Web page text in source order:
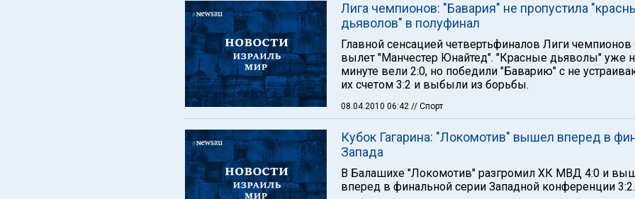
Лига чемпионов: "Бавария" не пропустила
дьяволов" в полуфинал
Главной сенсацией четвертьфиналов Лиги чемпионов
вылет "Манчестер Юнайтед". "Красные дьяволы" уже
минуте вели 2:0, но победили "Баварию" с не
их счетом 3:2 и выбыли из борьбы.
08.04.2010 06:42 // Спорт
Кубок Гагарина: "Локомотив" вышел вперед в
Запада
В Балашихе "Локомотив" разгромил ХК МВД 4:0 и
вперед в финальной серии Западной конференции 3:2.